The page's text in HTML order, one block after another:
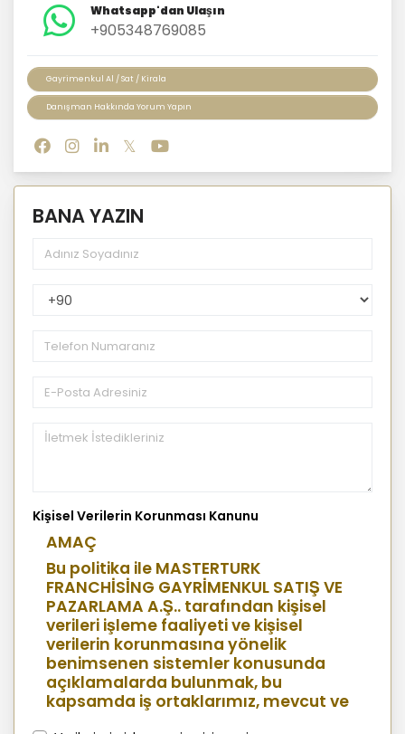
Whatsapp'dan Ulaşın
+905348769085
Gayrimenkul Al / Sat / Kirala
Danışman Hakkında Yorum Yapın
BANA YAZIN
PhoneNumberCountryPhoneCode
Kişisel Verilerin Korunması Kanunu
AMAÇ
Bu politika ile MASTERTURK
FRANCHİSİNG GAYRİMENKUL SATIŞ VE
PAZARLAMA A.Ş.. tarafından kişisel
verileri işleme faaliyeti ve kişisel
verilerin korunmasına yönelik
benimsenen sistemler konusunda
açıklamalarda bulunmak, bu
kapsamda iş ortaklarımız, mevcut ve